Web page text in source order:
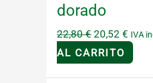
dorado
22,80€El
precio
20,52€ El
IVA
AL CARRITO